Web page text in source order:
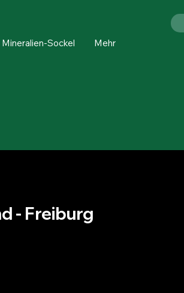
Mineralien-Sockel Mehr
- Freiburg